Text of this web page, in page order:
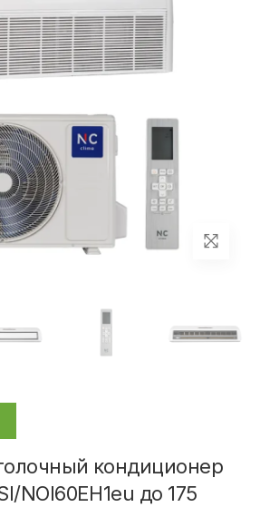
кондиционер
NOI60EH1eu до 175